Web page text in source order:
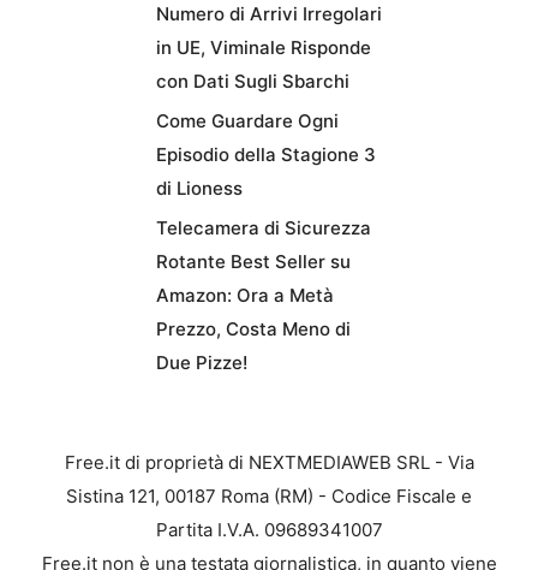
Numero di Arrivi Irregolari
in UE, Viminale Risponde
con Dati Sugli Sbarchi
Come Guardare Ogni
Episodio della Stagione 3
di Lioness
Telecamera di Sicurezza
Rotante Best Seller su
Amazon: Ora a Metà
Prezzo, Costa Meno di
Due Pizze!
Free.it di proprietà di NEXTMEDIAWEB SRL - Via
Sistina 121, 00187 Roma (RM) - Codice Fiscale e
Partita I.V.A. 09689341007
Free.it non è una testata giornalistica, in quanto viene